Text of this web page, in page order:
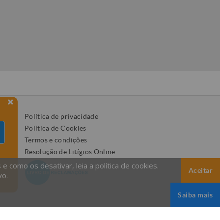
Política de privacidade
Política de Cookies
Termos e condições
Resolução de Litígios Online
como os desativar, leia a política de cookies.
Aceitar
Saiba mais